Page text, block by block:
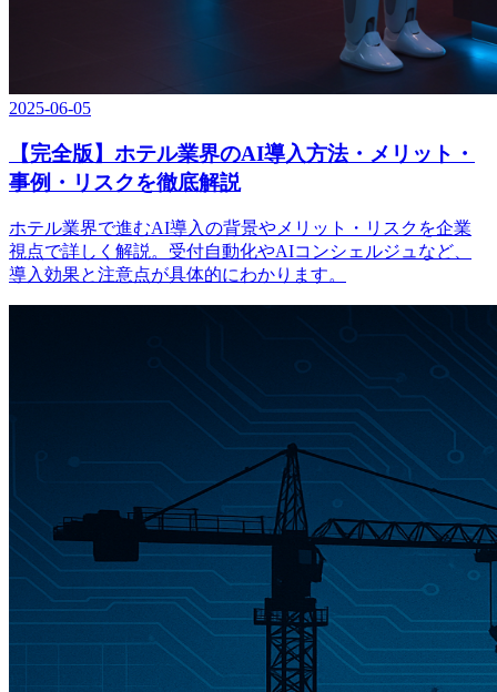
2025-06-05
【完全版】ホテル業界のAI導入方法・メリット・
事例・リスクを徹底解説
ホテル業界で進むAI導入の背景やメリット・リスクを企業
視点で詳しく解説。受付自動化やAIコンシェルジュなど、
導入効果と注意点が具体的にわかります。